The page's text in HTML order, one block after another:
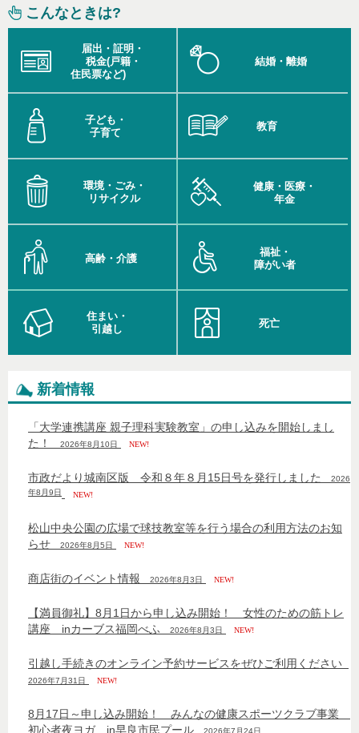
こんなときは?
届出・証明・
税金(戸籍・
住民票など)
結婚・離婚
子ども・
子育て
教育
環境・ごみ・
リサイクル
健康・医療・
年金
高齢・介護
福祉・
障がい者
住まい・
引越し
死亡
新着情報
「大学連携講座 親子理科実験教室」の申し込みを開始しまし
た！
2026年8月10日 NEW!
市政だより城南区版 令和８年８月15日号を発行しました 2026
年8月9日 NEW!
松山中央公園の広場で球技教室等を行う場合の利用方法のお知
らせ
2026年8月5日 NEW!
商店街のイベント情報 2026年8月3日 NEW!
【満員御礼】8月1日から申し込み開始！ 女性のための筋トレ
講座 inカーブス福岡べふ
2026年8月3日 NEW!
引越し手続きのオンライン予約サービスをぜひご利用ください
2026年7月31日 NEW!
8月17日～申し込み開始！ みんなの健康スポーツクラブ事業
初心者夜ヨガ in早良市民プール
2026年7月24日